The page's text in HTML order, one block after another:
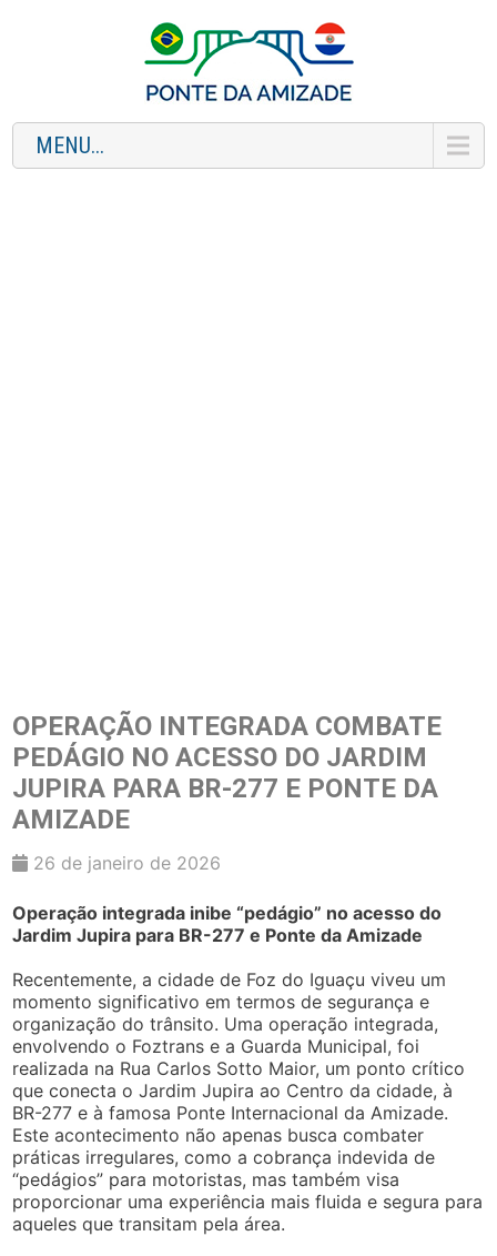
MENU...
OPERAÇÃO INTEGRADA COMBATE
PEDÁGIO NO ACESSO DO JARDIM
JUPIRA PARA BR-277 E PONTE DA
AMIZADE
26 de janeiro de 2026
Operação integrada inibe “pedágio” no acesso do
Jardim Jupira para BR-277 e Ponte da Amizade
Recentemente, a cidade de Foz do Iguaçu viveu um
momento significativo em termos de segurança e
organização do trânsito. Uma operação integrada,
envolvendo o Foztrans e a Guarda Municipal, foi
realizada na Rua Carlos Sotto Maior, um ponto crítico
que conecta o Jardim Jupira ao Centro da cidade, à
BR-277 e à famosa Ponte Internacional da Amizade.
Este acontecimento não apenas busca combater
práticas irregulares, como a cobrança indevida de
“pedágios” para motoristas, mas também visa
proporcionar uma experiência mais fluida e segura para
aqueles que transitam pela área.